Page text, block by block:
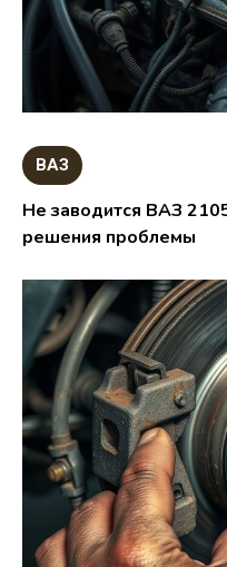
ВАЗ
Не заводится ВАЗ
решения проблемы